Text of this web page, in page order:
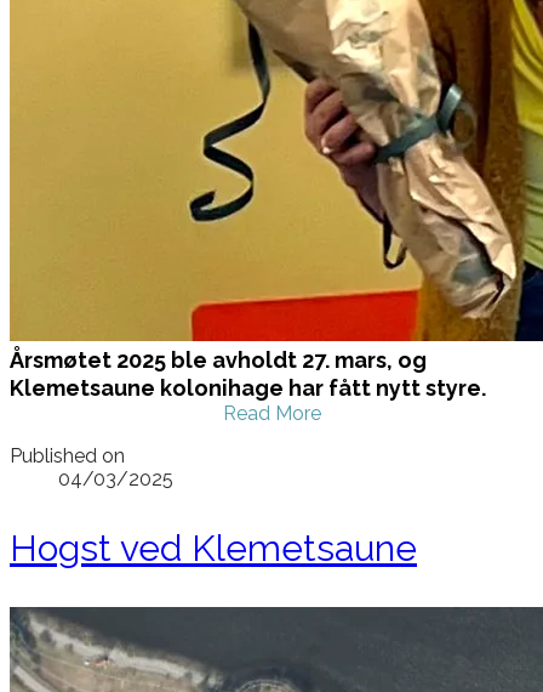
Årsmøtet 2025 ble avholdt 27. mars, og
Klemetsaune kolonihage har fått nytt styre.
Read More
Published on
04/03/2025
Hogst ved Klemetsaune